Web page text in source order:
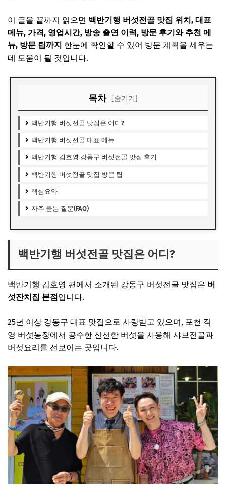
이 글을 끝까지 읽으면 백반기행 버섯전골 맛집 위치, 대표
메뉴, 가격, 영업시간, 방송 출연 이력, 방문 후기와 추천 메
뉴, 방문 팁까지 한눈에 확인할 수 있어 방문 계획을 세우는
데 도움이 될 것입니다.
목차 [숨기기]
백반기행 버섯전골 맛집은 어디?
백반기행 버섯전골 대표 메뉴
백반기행 김호영 강동구 버섯전골 맛집 후기
백반기행 버섯전골 맛집 방문 팁
핵심요약
자주 묻는 질문(FAQ)
백반기행 버섯전골 맛집은 어디?
백반기행 김호영 편에서 소개된 강동구 버섯전골 맛집은 버
섯잔치집 본점입니다.
25년 이상 강동구 대표 맛집으로 사랑받고 있으며, 포천 직
영 버섯농장에서 공수한 신선한 버섯을 사용해 샤브전골과
버섯요리를 선보이는 곳입니다.